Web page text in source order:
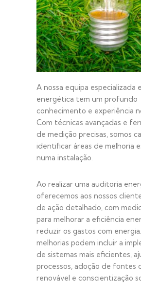
A nossa equipa especializada
energética tem um profundo
conhecimento e experiência
Com técnicas avançadas e
de medição precisas, somos
identificar áreas de melhoria
numa instalação.
Ao realizar uma auditoria
oferecemos aos nossos
de ação detalhado, com
para melhorar a eficiência
reduzir os gastos com energia.
melhorias podem incluir a
de sistemas mais eficientes,
processos, adoção de fontes
renovável e conscientização